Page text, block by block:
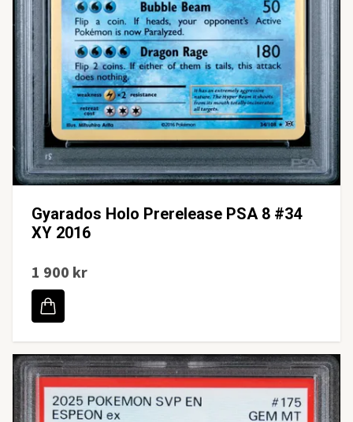
Gyarados Holo Prerelease PSA 8 #34
XY 2016
1 900 kr